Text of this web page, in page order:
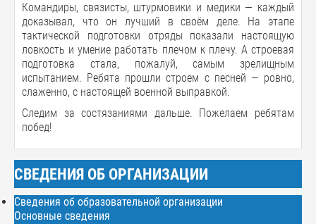
Командиры, связисты, штурмовики и медики — каждый
доказывал, что он лучший в своём деле. На этапе
тактической подготовки отряды показали настоящую
ловкость и умение работать плечом к плечу. А строевая
подготовка стала, пожалуй, самым зрелищным
испытанием. Ребята прошли строем с песней — ровно,
слаженно, с настоящей военной выправкой.
Следим за состязаниями дальше. Пожелаем ребятам
побед!
СВЕДЕНИЯ ОБ ОРГАНИЗАЦИИ
Сведения об образовательной организации
Основные сведения